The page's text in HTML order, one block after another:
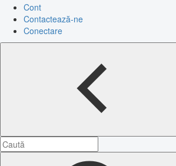
Cont
Contactează-ne
Conectare